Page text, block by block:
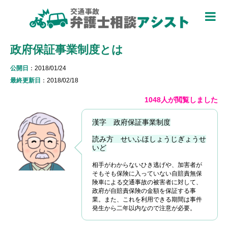
政府保証事業制度とは
公開日 ：2018/01/24
最終更新日 ：2018/02/18
1048人が閲覧しました
漢字 政府保証事業制度
読み方 せいふほしょうじぎょうせ
いど
相手がわからないひき逃げや、加害者が
そもそも保険に入っていない自賠責無保
険車による交通事故の被害者に対して、
政府が自賠責保険の金額を保証する事
業。また、これを利用できる期間は事件
発生から二年以内なので注意が必要。
被害者のための基礎知識 ▼
被害者になったら
過失割合について知る
休業損害について知る
弁護士特約について知る
加害者側について知る
被害に関する用語を知る